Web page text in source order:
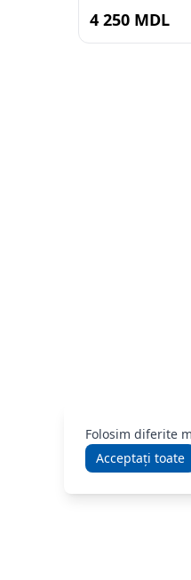
4 250 MDL
Folosim diferite
Acceptați toate